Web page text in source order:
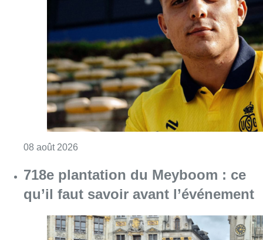
08 août 2026
718e plantation du Meyboom : ce
qu’il faut savoir avant l’événement